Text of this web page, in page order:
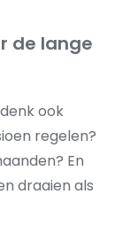
de lange
ook
regelen?
En
draaien als